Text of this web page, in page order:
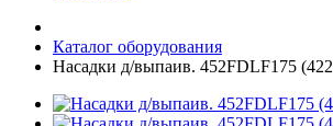
Каталог оборудования
Насадки д/выпаив. 452FDLF175